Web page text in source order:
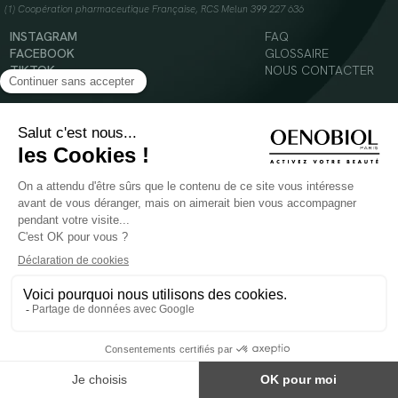
(1) Coopération pharmaceutique Française, RCS Melun 399 227 636
INSTAGRAM
FACEBOOK
TIKTOK
YOUTUBE
FAQ
GLOSSAIRE
NOUS CONTACTER
© 2024 Oenobiol Paris
Mentions légales
Politique en matière de cookies
POUR VOTRE SANTÉ, MANGEZ AU MOINS CINQ FRUITS ET LÉGUMES PAR JOUR -
Les complément alimentaires doivent être utilisés dans le cadre d'un mode de vie sain et
ne pas être utilisés comme substituts d'un régimes alimentaire varié et équilibré.